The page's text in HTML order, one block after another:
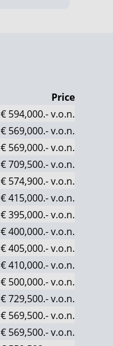
Price
€ 594,000.-v.o.n.
€ 569,000.-v.o.n.
€ 569,000.-v.o.n.
€ 709,500.-v.o.n.
€ 574,900.-v.o.n.
€ 415,000.-v.o.n.
€ 395,000.-v.o.n.
€ 400,000.-v.o.n.
€ 405,000.-v.o.n.
€ 410,000.-v.o.n.
€ 500,000.-v.o.n.
€ 729,500.-v.o.n.
€ 569,500.-v.o.n.
€ 569,500.-v.o.n.